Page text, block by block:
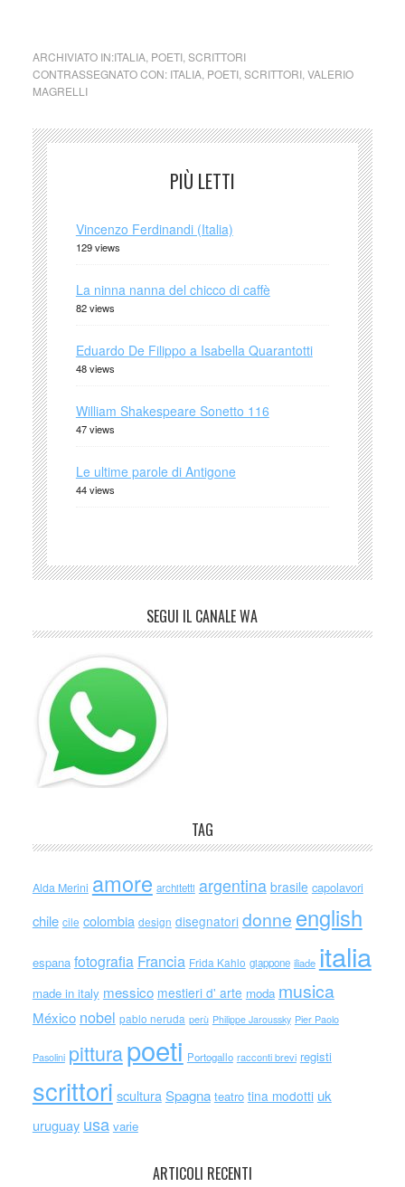
ARCHIVIATO IN:ITALIA, POETI, SCRITTORI
CONTRASSEGNATO CON: ITALIA, POETI, SCRITTORI, VALERIO
MAGRELLI
PIÙ LETTI
Vincenzo Ferdinandi (Italia)
129 views
La ninna nanna del chicco di caffè
82 views
Eduardo De Filippo a Isabella Quarantotti
48 views
William Shakespeare Sonetto 116
47 views
Le ultime parole di Antigone
44 views
SEGUI IL CANALE WA
TAG
Alda Merini amore architetti argentina brasile capolavori
chile cile colombia design disegnatori donne english
espana fotografia Francia Frida Kahlo giappone iliade italia
made in italy messico mestieri d' arte moda musica
México nobel pablo neruda perù Philippe Jaroussky Pier Paolo
Pasolini pitturapoeti Portogallo racconti brevi registi
scrittori scultura Spagna teatro tina modotti uk
uruguay usa varie
ARTICOLI RECENTI